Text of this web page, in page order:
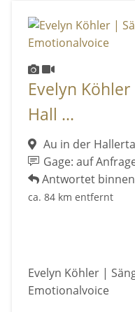
Evelyn
Hall ...
Au in der
Gage: auf
Antwortet
ca. 84 km entfernt
Evelyn Köhler |
Emotionalvoice